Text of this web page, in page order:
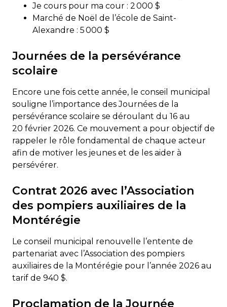
Je cours pour ma cour : 2 000 $
Marché de Noël de l’école de Saint-
Alexandre : 5 000 $
Journées de la persévérance
scolaire
Encore une fois cette année, le conseil municipal
souligne l’importance des Journées de la
persévérance scolaire se déroulant du 16 au
20 février 2026. Ce mouvement a pour objectif de
rappeler le rôle fondamental de chaque acteur
afin de motiver les jeunes et de les aider à
persévérer.
Contrat 2026 avec l’Association
des pompiers auxiliaires de la
Montérégie
Le conseil municipal renouvelle l’entente de
partenariat avec l’Association des pompiers
auxiliaires de la Montérégie pour l’année 2026 au
tarif de 940 $.
Proclamation de la Journée